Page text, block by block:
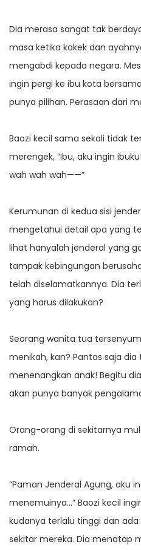
Dia merasa sangat tak
masa ketika kakek dan
mengabdi kepada negara.
ingin pergi ke ibu kota
punya pilihan. Perasaan dari
Baozi kecil sama sekali tidak
merengek, “Ibu, aku ingin
wah wah wah——”
Kerumunan di kedua sisi
mengetahui detail apa yang
lihat hanyalah jenderal yang
tampak kebingungan
telah diselamatkannya. Dia
yang harus dilakukan?
Seorang wanita tua
menikah, kan? Pantas saja
menenangkan anak! Begitu
akan punya banyak
Orang-orang di sekitarnya
ramah.
“Paman Jenderal Agung, aku
menemuinya…” Baozi kecil
kudanya terlalu tinggi dan
sekitar mereka. Dia menatap